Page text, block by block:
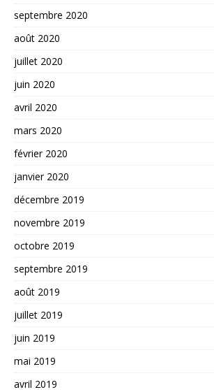
septembre 2020
août 2020
juillet 2020
juin 2020
avril 2020
mars 2020
février 2020
janvier 2020
décembre 2019
novembre 2019
octobre 2019
septembre 2019
août 2019
juillet 2019
juin 2019
mai 2019
avril 2019